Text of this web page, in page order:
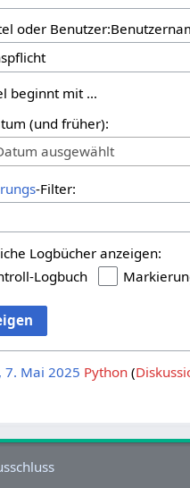
oder
beginnt mit …
(und früher):
ausgewählt
-Filter:
Logbücher anzeigen:
Logbuch
7. Mai 2025 Python